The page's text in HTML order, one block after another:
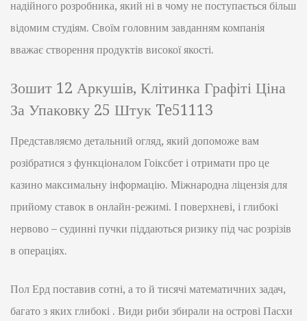
надійного розробника, який ні в чому не поступається більш
відомим студіям. Своїм головним завданням компанія
вважає створення продуктів високої якості.
Зошит 12 Аркушів, Клітинка Графіті Ціна
За Упаковку 25 Штук Te51113
Представляємо детальний огляд, який допоможе вам
розібратися з функціоналом Гоіксбет і отримати про це
казино максимальну інформацію. Міжнародна ліцензія для
прийому ставок в онлайн-режимі. І поверхневі, і глибокі
нервово – судинні пучки піддаються ризику під час розрізів
в операціях.
Пол Ерд поставив сотні, а то й тисячі математичних задач,
багато з яких глибокі . Види риби збирали на острові Пасхи